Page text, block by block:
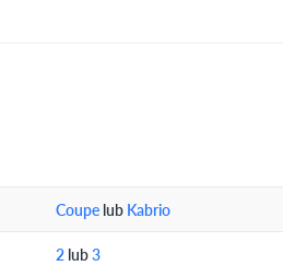
Coupe lub Kabrio
2 lub3